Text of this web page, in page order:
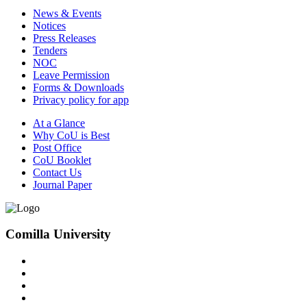
15/Jun/2026
নোটিশ – কুমিল্লা বিশ্ববিদ্যালয়ে কেন্দ্রীয় মসজিদে ইসলাহী মাহফিল অনুষ্ঠিত হওয়া
প্রসঙ্গে
14/Jun/2026
নোটিশ – ২০২৫-২০২৬ শিক্ষাবর্ষের স্নাতক (সম্মান) ১ম বর্ষে ভর্তিকৃত শিক্ষার্থীদের
মাইগ্রেশন সংক্রান্ত
21/May/2026
ছুটির বিজ্ঞপ্তি
21/May/2026
News & Events
Notices
Press Releases
Tenders
NOC
Leave Permission
Forms & Downloads
Privacy policy for app
At a Glance
Why CoU is Best
Post Office
CoU Booklet
Contact Us
Journal Paper
Comilla University